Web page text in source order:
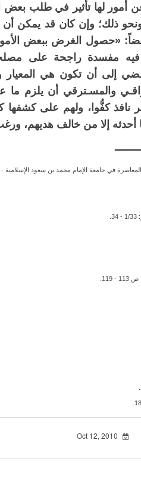
أمور لها تأثير في طلب بعض
ذلك؛ وإن كان قد يمكن أن
وقال أيضاً: «حصول الغرض
يفضي إلى أن تكون هي
والمسـترقي أن يلزم
نافذ كفُّوا، ولهم على كشفها
أحدثه إلا من خالف هديهم،
في جامعة الإمام محمد بن سعود الإسلامية -